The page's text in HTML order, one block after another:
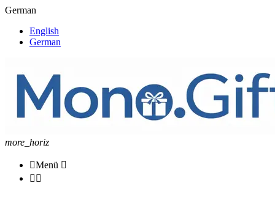
German
English
German
more_horiz
Menü 
 